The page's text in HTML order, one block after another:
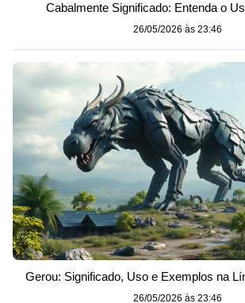
Cabalmente Significado: Entenda o
26/05/2026 às 23:46
Gerou: Significado, Uso e Exemplos na
26/05/2026 às 23:46